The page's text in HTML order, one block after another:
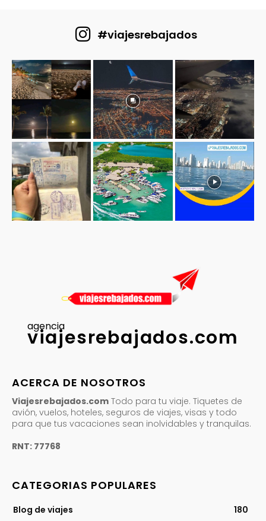
#viajesrebajados
agencia
viajesrebajados.com
ACERCA DE NOSOTROS
Viajesrebajados.com Todo para tu viaje. Tiquetes de
avión, vuelos, hoteles, seguros de viajes, visas y todo
para que tus vacaciones sean inolvidables y tranquilas.
RNT: 77768
CATEGORIAS POPULARES
Blog de viajes
180